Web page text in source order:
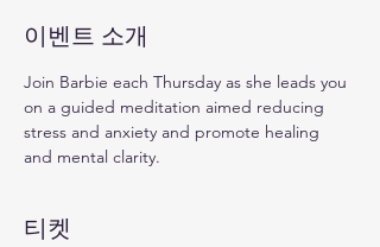
이벤트 소개
Join Barbie each Thursday as she leads you
on a guided meditation aimed reducing
stress and anxiety and promote healing
and mental clarity.
티켓